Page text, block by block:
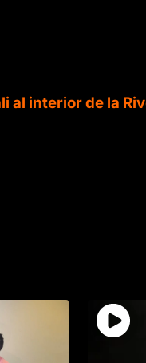
al interior de la